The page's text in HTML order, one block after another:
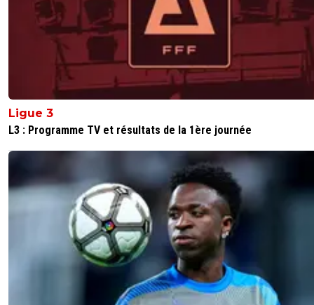
Ligue 3
L3 : Programme TV et résultats de la 1ère journée